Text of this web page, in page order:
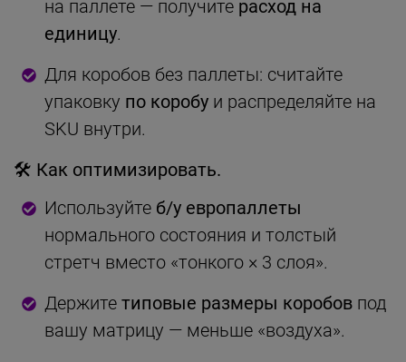
на паллете — получите расход на
единицу.
Для коробов без паллеты: считайте
упаковку по коробу и распределяйте на
SKU внутри.
🛠 Как оптимизировать.
Используйте б/у европаллеты
нормального состояния и толстый
стретч вместо «тонкого × 3 слоя».
Держите типовые размеры коробов под
вашу матрицу — меньше «воздуха».